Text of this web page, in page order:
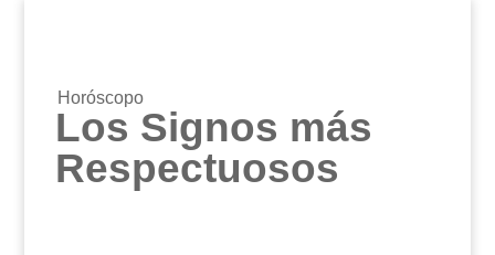
Los Signos más
Respectuosos
Horóscopo